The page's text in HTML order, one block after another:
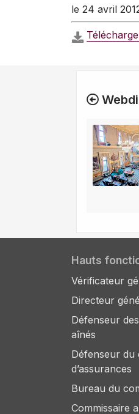
le 24 avril
Hauts
Vérificateur
Directeur
Défenseur
aînés
Défenseur du
d’assurances
Bureau du
Commissaire